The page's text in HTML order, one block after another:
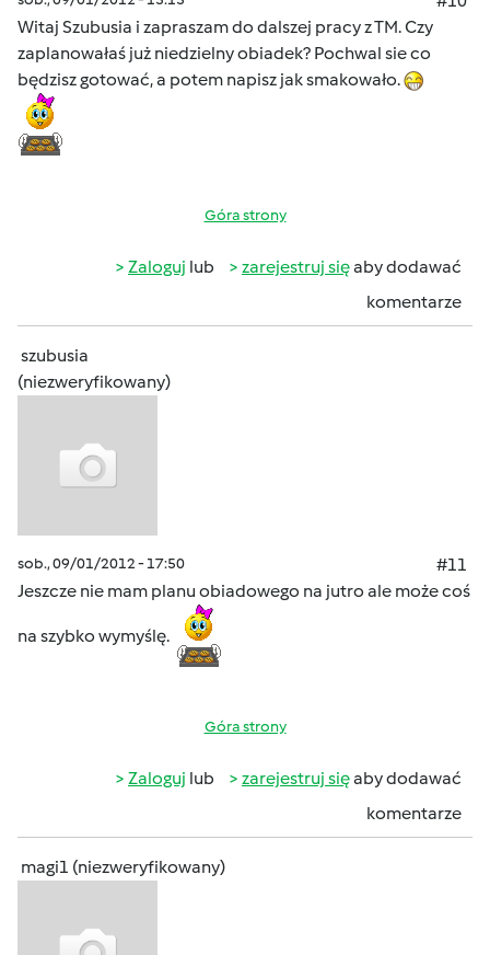
Witaj Szubusia i zapraszam do dalszej pracy z TM. Czy
zaplanowałaś już niedzielny obiadek? Pochwal sie co
będzisz gotować, a potem napisz jak smakowało.
Góra strony
Zaloguj lub zarejestruj sięaby dodawać
komentarze
szubusia
(niezweryfikowany)
sob., 09/01/2012 - 17:50
#11
Jeszcze nie mam planu obiadowego na jutro ale może coś
na szybko wymyślę.
Góra strony
Zaloguj lub zarejestruj sięaby dodawać
komentarze
magi1 (niezweryfikowany)